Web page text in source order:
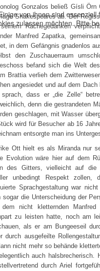
Gonzalos beließ Gísli
Shakespeares ab. Der
Rachegedanken
Manfred Zapatka,
in dem Gefängnis gnadenlos
den Zuschauerraum
befand sich die Welt
Brattia verlieh dem
angesiedet und auf dem
dass er „die Zelle“
denn die gestrandeten
geschlagen, mit Wasser
wird für Besucher ab 16
entsorgte man ins
Ott hielt es als Miranda nur
Evolution wäre hier auf dem
des Gitters, vielleicht auf die
unbedingt Respekt
Sprachgestaltung war
sogar die Unterscheidung der
dem nicht kletternden
zu leisten hatte, noch am
als er am Bungeeseil
durch ausgefeilte
nicht mehr so behände
auch halsbrecherisch.
durch Ariel
von ihnen sind
zulassen möchten. Bitte